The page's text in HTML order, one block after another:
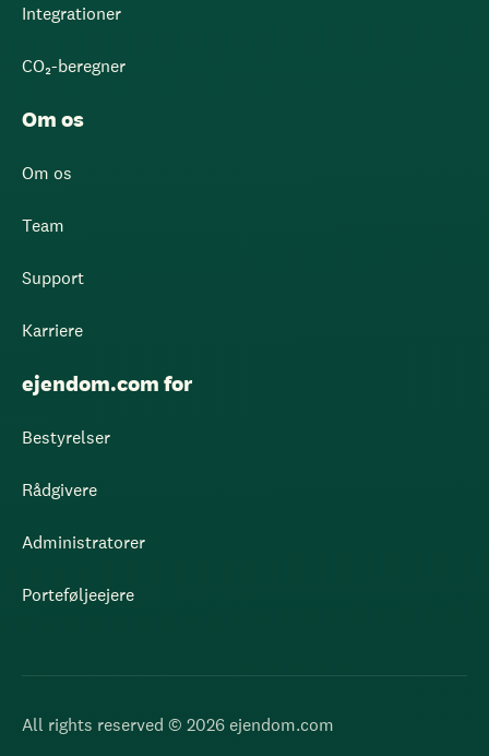
Integrationer
CO₂-beregner
Om os
Om os
Team
Support
Karriere
ejendom.com for
Bestyrelser
Rådgivere
Administratorer
Porteføljeejere
All rights reserved © 2026 ejendom.com